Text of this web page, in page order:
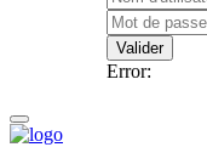
Valider
Error: